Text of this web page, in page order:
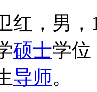
红，男，
硕士学位
导师。